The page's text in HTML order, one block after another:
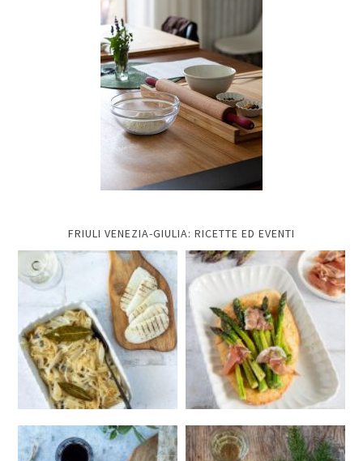
FRIULI VENEZIA-GIULIA: RICETTE ED EVENTI